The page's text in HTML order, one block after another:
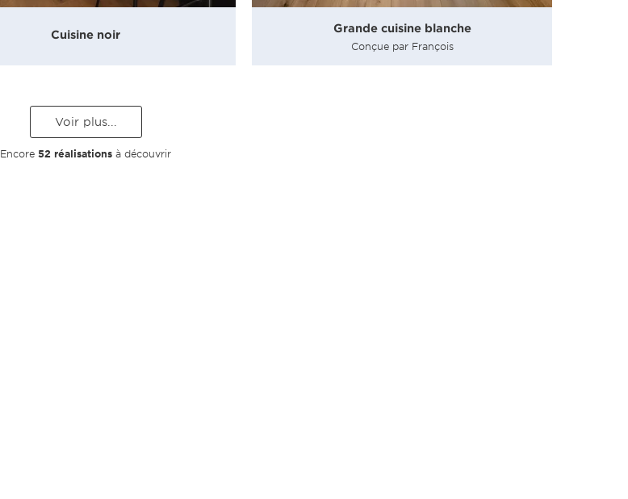
Cuisine noir Grande cuisine blanche
Conçue par François
Voir plus...
Encore 52 réalisations à découvrir